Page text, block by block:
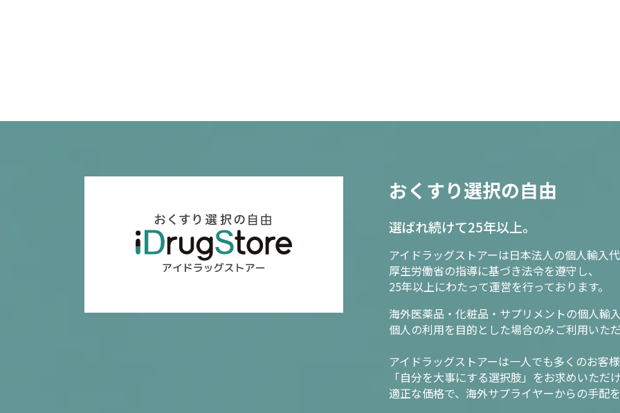
おくすり選択の自由
選ばれ続けて25年以上。
アイドラッグストアーは日本法人の個人輸入
厚生労働省の指導に基づき法令を遵守し、
25年以上にわたって運営を行っております。
海外医薬品・化粧品・サプリメントの個人輸
個人の利用を目的とした場合のみご利用いた
アイドラッグストアーは一人でも多くのお客
「自分を大事にする選択肢」をお求めいただ
適正な価格で、海外サプライヤーからの手配